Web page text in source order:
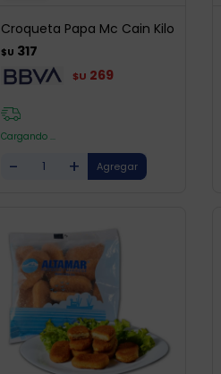
Croqueta Papa Mc Cain Kilo
$U 317
$U 269
Cargando ...
- +